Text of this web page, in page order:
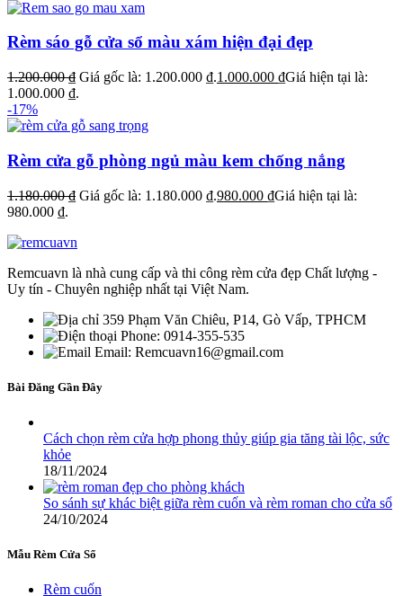
Rèm sáo gỗ cửa sổ màu xám hiện đại đẹp
1.200.000₫ Giá gốc là: 1.200.000 ₫.1.000.000 ₫Giá hiện tại là:
1.000.000 ₫.
-17%
Rèm cửa gỗ phòng ngủ màu kem chống nắng
1.180.000₫ Giá gốc là: 1.180.000 ₫.980.000 ₫Giá hiện tại là:
980.000 ₫.
Remcuavn là nhà cung cấp và thi công rèm cửa đẹp Chất lượng -
Uy tín - Chuyên nghiệp nhất tại Việt Nam.
359 Phạm Văn Chiêu, P14, Gò Vấp, TPHCM
Phone: 0914-355-535
Email: Remcuavn16@gmail.com
Bài Đăng Gần Đây
Cách chọn rèm cửa hợp phong thủy giúp gia tăng tài lộc, sức
khỏe
18/11/2024
So sánh sự khác biệt giữa rèm cuốn và rèm roman cho cửa sổ
24/10/2024
Mẫu Rèm Cửa Sổ
Rèm cuốn